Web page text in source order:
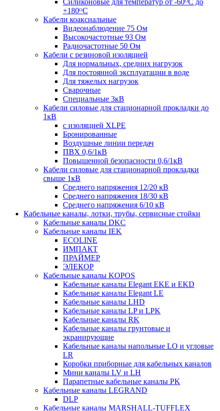
+180ᴼС
Кабели коаксиальные
Видеонаблюдение 75 Ом
Высокочастотные 93 Ом
Радиочастотные 50 Ом
Кабели с резиновой изоляцией
Для нормальных, средних нагрузок
Для постоянной эксплуатации в воде
Для тяжелых нагрузок
Сварочные
Специальные 3кВ
Кабели силовые для стационарной прокладки до
1кВ
c изоляцией XLPE
Бронированные
Воздушные линии передач
ПВХ 0,6/1кВ
Повышенной безопасности 0,6/1кВ
Кабели силовые для стационарной прокладки
свыше 1кВ
Среднего напряжения 12/20 кВ
Среднего напряжения 18/30 кВ
Среднего напряжения 6/10 кВ
Кабельные каналы, лотки, трубы, сервисные стойки
Кабельные каналы DKC
Кабельные каналы IEK
ECOLINE
ИМПАКТ
ПРАЙМЕР
ЭЛЕКОР
Кабельные каналы KOPOS
Кабельные каналы Elegant EKE и EKD
Кабельные каналы Elegant LE
Кабельные каналы LHD
Кабельные каналы LP и LPK
Кабельные каналы RK
Кабельные каналы грунтовые и
экранирующие
Кабельные каналы напольные LO и угловые
LR
Коробки приборные для кабельных каналов
Мини каналы LV и LH
Парапетные кабельные каналы PK
Кабельные каналы LEGRAND
DLP
Кабельные каналы MARSHALL-TUFFLEX